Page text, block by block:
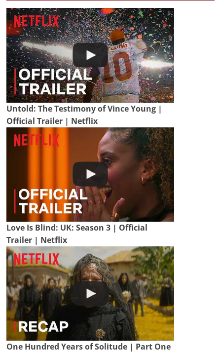
Untold: The Testimony of Vince Young |
Official Trailer | Netflix
Love Is Blind: UK: Season 3 | Official
Trailer | Netflix
One Hundred Years of Solitude | Part One